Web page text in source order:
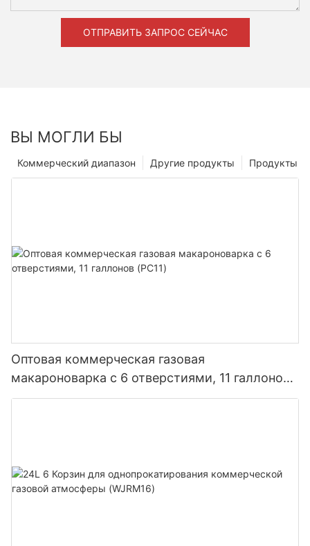
ОТПРАВИТЬ ЗАПРОС СЕЙЧАС
ВЫ МОГЛИ БЫ
Продукты
Другие продукты
Коммерческий диапазон
Оптовая коммерческая газовая
макароноварка с 6 отверстиями, 11 галлонов
(PC11)